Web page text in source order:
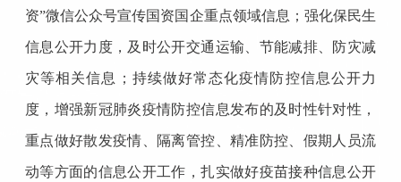
资”微信公众号宣传国资国企重点领域信息；强化保民生
信息公开力度，及时公开交通运输、节能减排、防灾减
灾等相关信息；持续做好常态化疫情防控信息公开力
度，增强新冠肺炎疫情防控信息发布的及时性针对性，
重点做好散发疫情、隔离管控、精准防控、假期人员流
动等方面的信息公开工作，扎实做好疫苗接种信息公开